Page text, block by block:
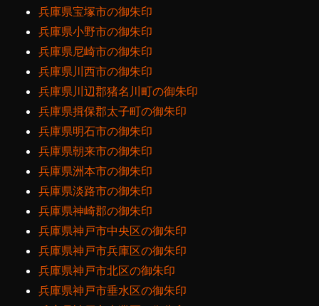
兵庫県宝塚市の御朱印
兵庫県小野市の御朱印
兵庫県尼崎市の御朱印
兵庫県川西市の御朱印
兵庫県川辺郡猪名川町の御朱印
兵庫県揖保郡太子町の御朱印
兵庫県明石市の御朱印
兵庫県朝来市の御朱印
兵庫県洲本市の御朱印
兵庫県淡路市の御朱印
兵庫県神崎郡の御朱印
兵庫県神戸市中央区の御朱印
兵庫県神戸市兵庫区の御朱印
兵庫県神戸市北区の御朱印
兵庫県神戸市垂水区の御朱印